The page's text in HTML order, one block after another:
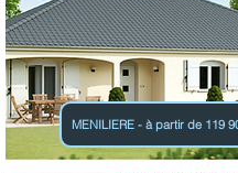
MENILIERE - à partir de 119